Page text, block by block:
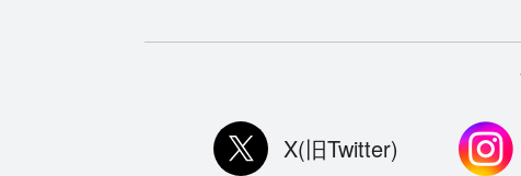
X(旧Twitter)